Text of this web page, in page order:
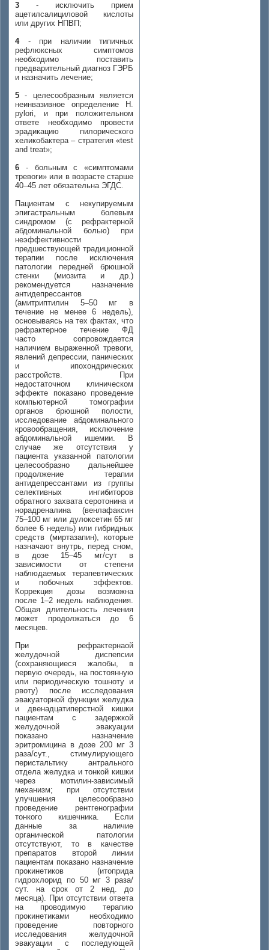
3 - исключить прием
ацетилсалициловой кислоты
или других НПВП;
4- при наличии типичных
рефлюксных симптомов
необходимо поставить
предварительный диагноз ГЭРБ
и назначить лечение;
5 - целесообразным является
неинвазивное определение H.
pylori, и при положительном
ответе необходимо провести
эрадикацию пилорического
хеликобактера – стратегия «test
and treat»;
6 - больным с «симптомами
тревоги» или в возрасте старше
40–45 лет обязательна ЭГДС.
Пациентам с некупируемым
эпигастральным болевым
синдромом (с рефрактерной
абдоминальной болью) при
неэффективности
предшествующей традиционной
терапии после исключения
патологии передней брюшной
стенки (миозита и др.)
рекомендуется назначение
антидепрессантов
(амитриптилин 5–50 мг в
течение не менее 6 недель),
основываясь на тех фактах, что
рефрактерное течение ФД
часто сопровождается
наличием выраженной тревоги,
явлений депрессии, панических
и ипохондрических
расстройств. При
недостаточном клиническом
эффекте показано проведение
компьютерной томографии
органов брюшной полости,
исследование абдоминального
кровообращения, исключение
абдоминальной ишемии. В
случае же отсутствия у
пациента указанной патологии
целесообразно дальнейшее
продолжение терапии
антидепрессантами из группы
селективных ингибиторов
обратного захвата серотонина и
норадреналина (венлафаксин
75–100 мг или дулоксетин 65 мг
более 6 недель) или гибридных
средств (миртазапин), которые
назначают внутрь, перед сном,
в дозе 15–45 мг/сут в
зависимости от степени
наблюдаемых терапевтических
и побочных эффектов.
Коррекция дозы возможна
после 1–2 недель наблюдения.
Общая длительность лечения
может продолжаться до 6
месяцев.
При рефрактернаой
желудочной диспепсии
(сохраняющиеся жалобы, в
первую очередь, на постоянную
или периодическую тошноту и
рвоту) после исследования
эвакуаторной функции желудка
и двенадцатиперстной кишки
пациентам с задержкой
желудочной эвакуации
показано назначение
эритромицина в дозе 200 мг 3
раза/сут., стимулирующего
перистальтику антрального
отдела желудка и тонкой кишки
через мотилин-зависимый
механизм; при отсутствии
улучшения целесообразно
проведение рентгенографии
тонкого кишечника. Если
данные за наличие
органической патологии
отсутствуют, то в качестве
препаратов второй линии
пациентам показано назначение
прокинетиков (итоприда
гидрохлорид по 50 мг 3 раза/
сут. на срок от 2 нед. до
месяца). При отсутствии ответа
на проводимую терапию
прокинетиками необходимо
проведение повторного
исследования желудочной
эвакуации с последующей